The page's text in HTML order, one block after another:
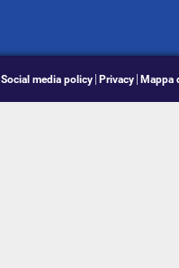
Social media policy Privacy Mappa